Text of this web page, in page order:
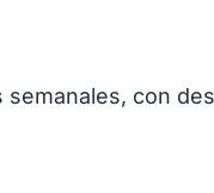
con